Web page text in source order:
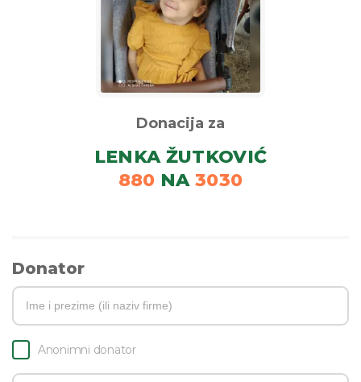
Donacija za
LENKA ŽUTKOVIĆ
880 NA 3030
Donator
Anonimni donator